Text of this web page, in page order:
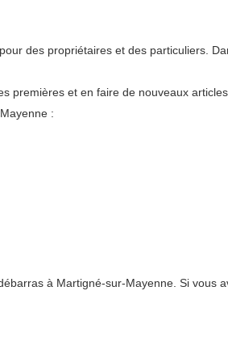
des propriétaires et des particuliers.
et en faire de nouveaux
:
à Martigné-sur-Mayenne. Si vous